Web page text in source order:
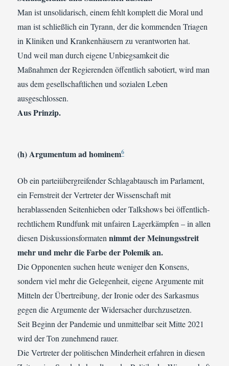
Man ist unsolidarisch, einem fehlt komplett die Moral und
man ist schließlich ein Tyrann, der die kommenden Triagen
in Kliniken und Krankenhäusern zu verantworten hat.
Und weil man durch eigene Unbiegsamkeit die
Maßnahmen der Regierenden öffentlich sabotiert, wird man
aus dem gesellschaftlichen und sozialen Leben
ausgeschlossen.
Aus Prinzip.
(h) Argumentum ad hominem6
Ob ein parteiübergreifender Schlagabtausch im Parlament,
ein Fernstreit der Vertreter der Wissenschaft mit
herablassenden Seitenhieben oder Talkshows bei öffentlich-
rechtlichem Rundfunk mit unfairen Lagerkämpfen – in allen
diesen Diskussionsformatennimmt der Meinungsstreit
mehr und mehr die Farbe der Polemik an.
Die Opponenten suchen heute weniger den Konsens,
sondern viel mehr die Gelegenheit, eigene Argumente mit
Mitteln der Übertreibung, der Ironie oder des Sarkasmus
gegen die Argumente der Widersacher durchzusetzen.
Seit Beginn der Pandemie und unmittelbar seit Mitte 2021
wird der Ton zunehmend rauer.
Die Vertreter der politischen Minderheit erfahren in diesen